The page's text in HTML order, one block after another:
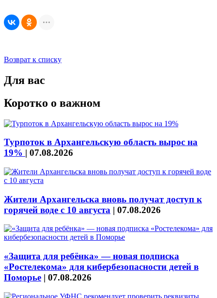
Возврат к списку
Для вас
Коротко о важном
Турпоток в Архангельскую область вырос на
19% | 07.08.2026
Жители Архангельска вновь получат доступ к
горячей воде с 10 августа | 07.08.2026
«Защита для ребёнка» — новая подписка
«Ростелекома» для кибербезопасности детей в
Поморье | 07.08.2026